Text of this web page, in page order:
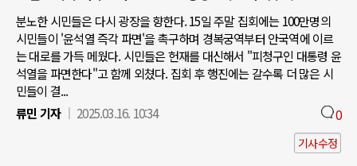
분노한 시민들은 다시 광장을 향한다. 15일 주말 집회에는 100만명의
시민들이 '윤석열 즉각 파면'을 촉구하며 경복궁역부터 안국역에 이르
는 대로를 가득 메웠다. 시민들은 헌재를 대신해서 "피청구인 대통령 윤
석열을 파면한다"고 함께 외쳤다. 집회 후 행진에는 갈수록 더 많은 시
민들이 결...
류민 기자
2025.03.16. 10:34 0
기사수정